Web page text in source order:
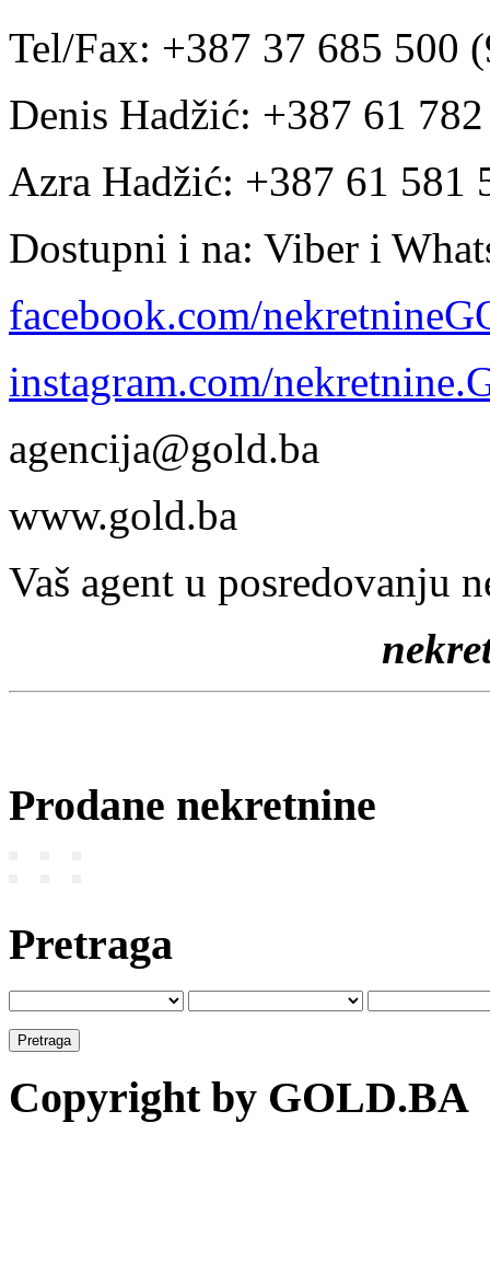
Tel/Fax: +387 37 685 500
Denis Hadžić: +387 61
Azra Hadžić: +387 61 581
Dostupni i na: Viber i
facebook.com/
instagram.com/
agencija@gold.ba
www.gold.ba
Vaš agent u posredovanju
Prodane nekretnine
Pretraga
Copyright by GOLD.BA